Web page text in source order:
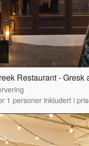
Restaurant - Gresk
1 personer inkludert i